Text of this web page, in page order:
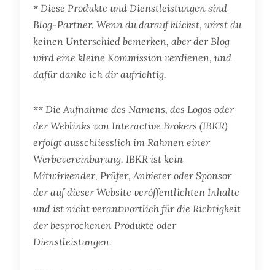
* Diese Produkte und Dienstleistungen sind
Blog-Partner. Wenn du darauf klickst, wirst du
keinen Unterschied bemerken, aber der Blog
wird eine kleine Kommission verdienen, und
dafür danke ich dir aufrichtig.
** Die Aufnahme des Namens, des Logos oder
der Weblinks von Interactive Brokers (IBKR)
erfolgt ausschliesslich im Rahmen einer
Werbevereinbarung. IBKR ist kein
Mitwirkender, Prüfer, Anbieter oder Sponsor
der auf dieser Website veröffentlichten Inhalte
und ist nicht verantwortlich für die Richtigkeit
der besprochenen Produkte oder
Dienstleistungen.